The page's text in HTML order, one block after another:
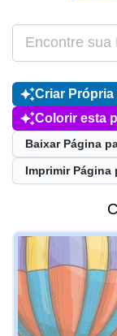
Criar Própria
Colorir esta
Baixar Página
Imprimir Página